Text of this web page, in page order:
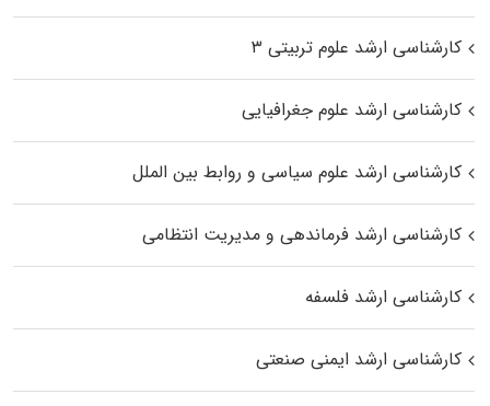
کارشناسی ارشد علوم تربیتی ۳
کارشناسی ارشد علوم جغرافیایی
کارشناسی ارشد علوم سیاسی و روابط بین الملل
کارشناسی ارشد فرماندهی و مدیریت انتظامی
کارشناسی ارشد فلسفه
کارشناسی ارشد ایمنی صنعتی